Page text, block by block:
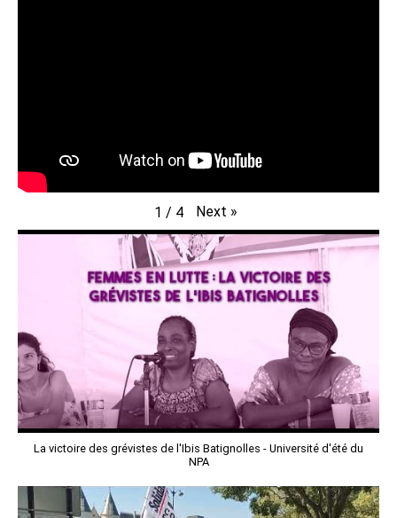
1 / 4 Next »
La victoire des grévistes de l'Ibis Batignolles - Université d'été du
NPA